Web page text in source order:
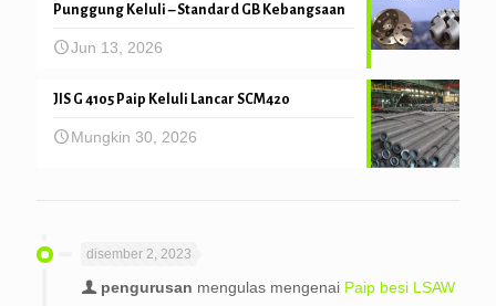
Punggung Keluli – Standard GB Kebangsaan
Jun 13, 2026
JIS G 4105 Paip Keluli Lancar SCM420
Mungkin 30, 2026
disember 2, 2023
pengurusan mengulas mengenai Paip besi LSAW